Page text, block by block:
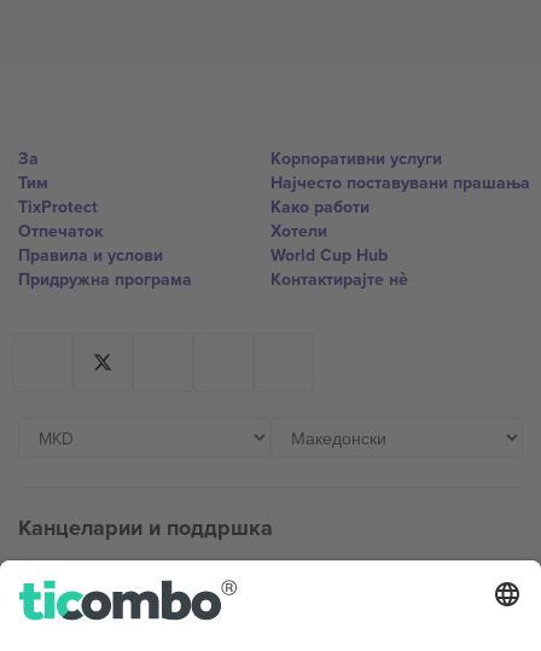
За
Тим
TixProtect
Отпечаток
Правила и услови
Придружна програма
Корпоративни услуги
Најчесто поставувани прашања
Како работи
Хотели
World Cup Hub
Контактирајте нѐ
Канцеларии и поддршка
Germany
Unter den Linden 24, 10117
167 City Road, London, Greater